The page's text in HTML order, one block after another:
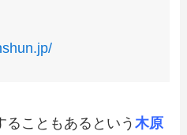
ることもあるという木原